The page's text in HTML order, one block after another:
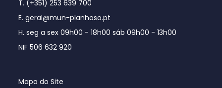
T. (+351) 253 639 700
E. geral@mun-planhoso.pt
H. seg a sex 09h00 - 18h00 sáb 09h00 - 13h00
NIF 506 632 920
Mapa do Site